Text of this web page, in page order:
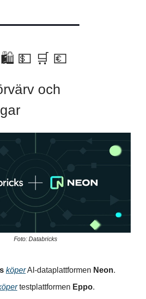
🛍 💵 🛒 💶
och
Foto: Databricks
köperAI-dataplattformen Neon.
testplattformen Eppo.